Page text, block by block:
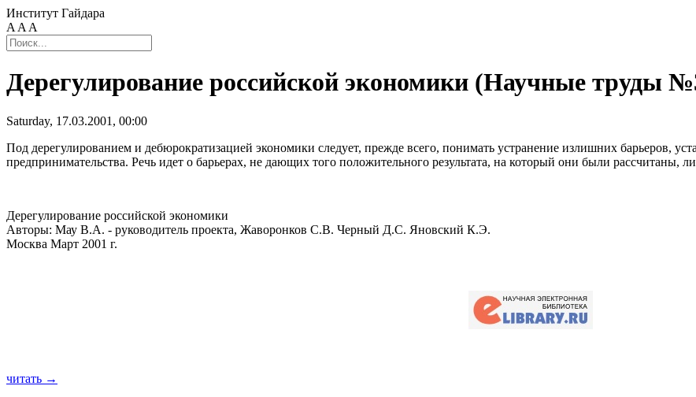
Институт Гайдара
A A A
Дерегулирование российской экономики (Научные труды
Saturday, 17.03.2001, 00:00
Под дерегулированием и дебюрократизацией экономики следует, прежде всего, понимать устранение излишних барьеров,
предпринимательства. Речь идет о барьерах, не дающих того положительного результата, на который они были рассчитаны,
Дерегулирование российской экономики
Авторы: Мау В.А. - руководитель проекта, Жаворонков С.В. Черный Д.С. Яновский К.Э.
Москва Март 2001 г.
читать →